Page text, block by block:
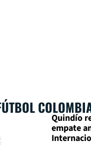
Quindío
empate